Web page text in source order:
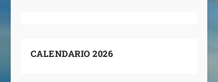
CALENDARIO 2026